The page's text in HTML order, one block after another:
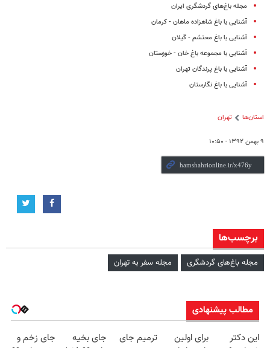
مجله باغ‌های گردشگری ایران
آشنایی با باغ شاهزاده ماهان - کرمان
آشنایی با باغ محتشم - گیلان
آشنایی با مجموعه باغ خان - خوزستان
آشنایی با باغ پرندگان تهران
آشنایی با باغ نگارستان
برچسب‌ها
مجله باغ‌های گردشگری مجله سفر به تهران
استان‌ها تهران
۹ بهمن ۱۳۹۲ - ۱۰:۵۰
مطالب پیشنهادی
این دکتر
برای اولین
ترمیم جای
جای بخیه
جای زخم و